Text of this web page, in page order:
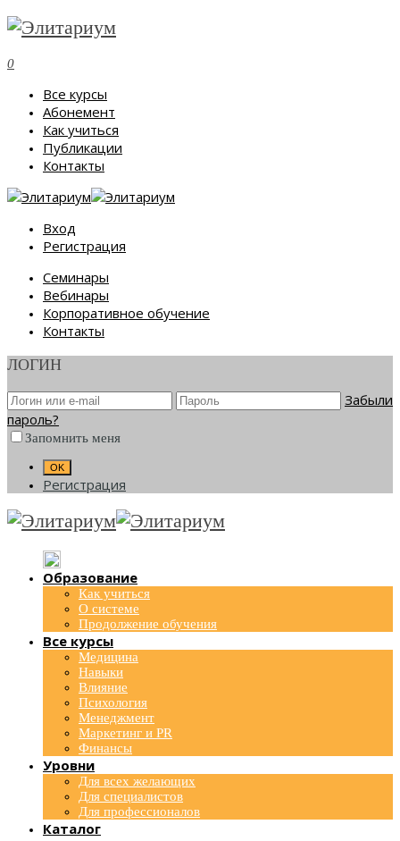
0
Все курсы
Абонемент
Как учиться
Публикации
Контакты
Вход
Регистрация
Семинары
Вебинары
Корпоративное обучение
Контакты
ЛОГИН
Забыли
пароль?
Запомнить меня
Регистрация
Образование
Как учиться
О системе
Продолжение обучения
Все курсы
Медицина
Навыки
Влияние
Психология
Менеджмент
Маркетинг и PR
Финансы
Уровни
Для всех желающих
Для специалистов
Для профессионалов
Каталог